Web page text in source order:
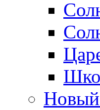
Новый